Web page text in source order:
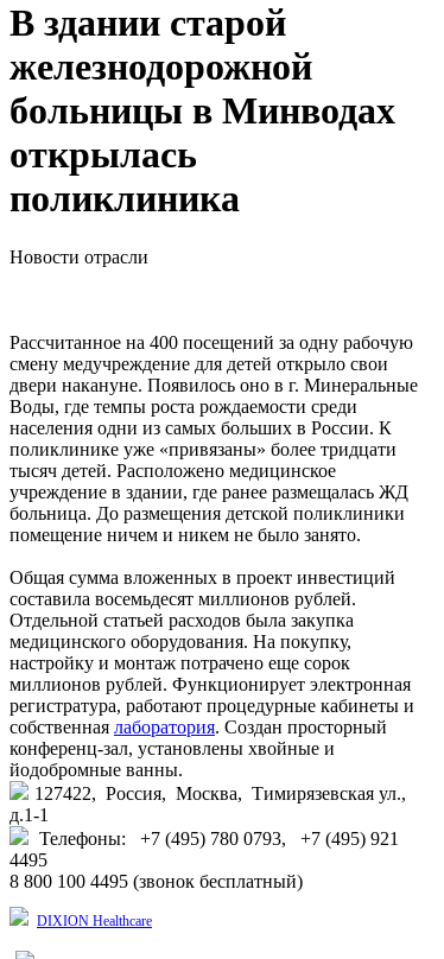
В здании старой
железнодорожной
больницы в Минводах
открылась
поликлиника
Новости отрасли
Рассчитанное на 400 посещений за одну рабочую
смену медучреждение для детей открыло свои
двери накануне. Появилось оно в г. Минеральные
Воды, где темпы роста рождаемости среди
населения одни из самых больших в России. К
поликлинике уже «привязаны» более тридцати
тысяч детей. Расположено медицинское
учреждение в здании, где ранее размещалась ЖД
больница. До размещения детской поликлиники
помещение ничем и никем не было занято.
Общая сумма вложенных в проект инвестиций
составила восемьдесят миллионов рублей.
Отдельной статьей расходов была закупка
медицинского оборудования. На покупку,
настройку и монтаж потрачено еще сорок
миллионов рублей. Функционирует электронная
регистратура, работают процедурные кабинеты и
собственная лаборатория. Создан просторный
конференц-зал, установлены хвойные и
йодобромные ванны.
127422, Россия, Москва, Тимирязевская ул.,
д.1-1
Телефоны: +7 (495) 780 0793, +7 (495) 921
4495
8 800 100 4495 (звонок бесплатный)
DIXION Healthcare